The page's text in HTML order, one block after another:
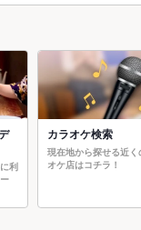
利
カラオケ検索
現在地から探せる近く
オケ店はコチラ！